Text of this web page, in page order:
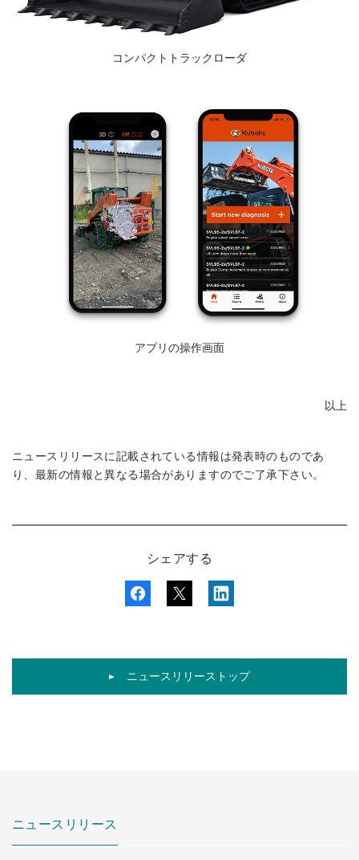
コンパクトトラックローダ
アプリの操作画面
以上
ニュースリリースに記載されている情報は発表時のものであ
り、最新の情報と異なる場合がありますのでご了承下さい。
シェアする
ニュースリリーストップ
ニュースリリース